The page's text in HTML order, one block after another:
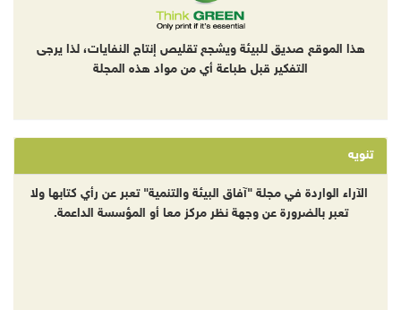
صديق للبيئة ويشجع تقليص إنتاج النفايات، لذا يرجى
التفكير قبل طباعة أي من مواد هذه المجلة
الواردة في مجلة "آفاق البيئة والتنمية" تعبر عن رأي كتابها ولا
بالضرورة عن وجهة نظر مركز معا أو المؤسسة الداعمة.